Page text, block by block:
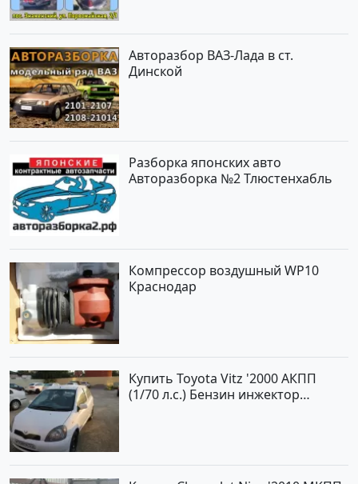
Авторазбор ВАЗ-Лада в ст.
Динской
Разборка японских авто
Авторазборка №2 Тлюстенхабль
Компрессор воздушный WP10
Краснодар
Купить Toyota Vitz '2000 АКПП
(1/70 л.с.) Бензин инжектор